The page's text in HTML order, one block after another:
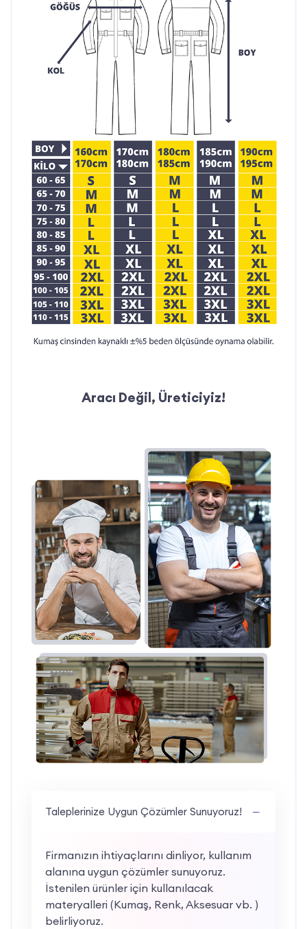
Aracı Değil, Üreticiyiz!
Taleplerinize Uygun Çözümler Sunuyoruz!
Firmanızın ihtiyaçlarını dinliyor, kullanım
alanına uygun çözümler sunuyoruz.
İstenilen ürünler için kullanılacak
materyalleri (Kumaş, Renk, Aksesuar vb. )
belirliyoruz.